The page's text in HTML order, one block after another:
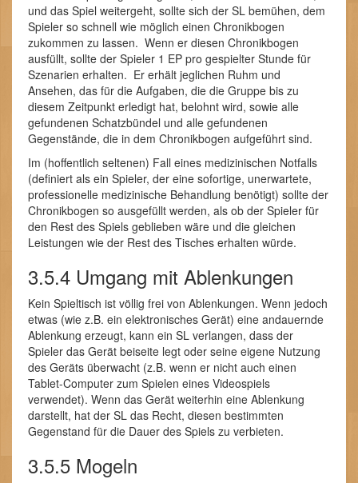
und das Spiel weitergeht, sollte sich der SL bemühen, dem
Spieler so schnell wie möglich einen Chronikbogen
zukommen zu lassen. Wenn er diesen Chronikbogen
ausfüllt, sollte der Spieler 1 EP pro gespielter Stunde für
Szenarien erhalten. Er erhält jeglichen Ruhm und
Ansehen, das für die Aufgaben, die die Gruppe bis zu
diesem Zeitpunkt erledigt hat, belohnt wird, sowie alle
gefundenen Schatzbündel und alle gefundenen
Gegenstände, die in dem Chronikbogen aufgeführt sind.
Im (hoffentlich seltenen) Fall eines medizinischen Notfalls
(definiert als ein Spieler, der eine sofortige, unerwartete,
professionelle medizinische Behandlung benötigt) sollte der
Chronikbogen so ausgefüllt werden, als ob der Spieler für
den Rest des Spiels geblieben wäre und die gleichen
Leistungen wie der Rest des Tisches erhalten würde.
3.5.4 Umgang mit Ablenkungen
Kein Spieltisch ist völlig frei von Ablenkungen. Wenn jedoch
etwas (wie z.B. ein elektronisches Gerät) eine andauernde
Ablenkung erzeugt, kann ein SL verlangen, dass der
Spieler das Gerät beiseite legt oder seine eigene Nutzung
des Geräts überwacht (z.B. wenn er nicht auch einen
Tablet-Computer zum Spielen eines Videospiels
verwendet). Wenn das Gerät weiterhin eine Ablenkung
darstellt, hat der SL das Recht, diesen bestimmten
Gegenstand für die Dauer des Spiels zu verbieten.
3.5.5 Mogeln